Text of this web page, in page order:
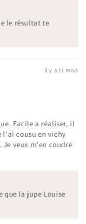
le résultat te
il y a 11 mois
Facile a réaliser, il
l'ai cousu en vichy
veux m'en coudre
que la jupe Louise